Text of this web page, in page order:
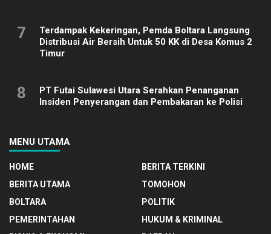
7
Terdampak Kekeringan, Pemda Boltara Langsung
Distribusi Air Bersih Untuk 50 KK di Desa Komus 2
Timur
8
PT Futai Sulawesi Utara Serahkan Penanganan
Insiden Penyerangan dan Pembakaran ke Polisi
MENU UTAMA
HOME
BERITA TERKINI
BERITA UTAMA
TOMOHON
BOLTARA
POLITIK
PEMERINTAHAN
HUKUM & KRIMINAL